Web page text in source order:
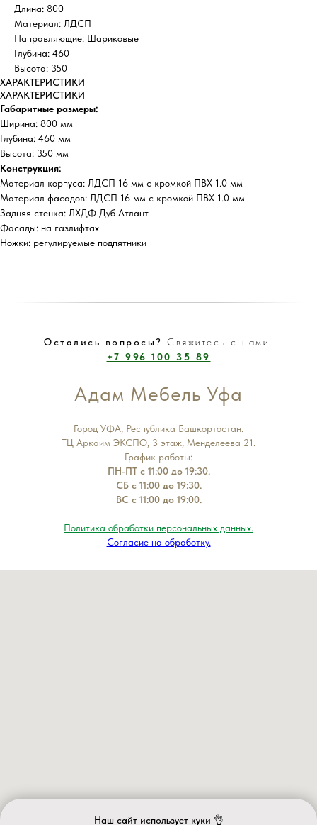
Длина: 800
Материал: ЛДСП
Направляющие: Шариковые
Глубина: 460
Высота: 350
ХАРАКТЕРИСТИКИ
ХАРАКТЕРИСТИКИ
Габаритные размеры:
Ширина: 800 мм
Глубина: 460 мм
Высота: 350 мм
Конструкция:
Материал корпуса: ЛДСП 16 мм с кромкой ПВХ 1.0 мм
Материал фасадов: ЛДСП 16 мм с кромкой ПВХ 1.0 мм
Задняя стенка: ЛХДФ Дуб Атлант
Фасады: на газлифтах
Ножки: регулируемые подпятники
Остались вопросы?Свяжитесь с нами!
+7 996 100 35 89
Адам Мебель Уфа
Город УФА, Республика Башкортостан.
ТЦ Аркаим ЭКСПО, 3 этаж, Менделеева 21.
График работы:
ПН-ПТ с 11:00 до 19:30.
СБ с 11:00 до 19:30.
ВС с 11:00 до 19:00.
Политика обработки персональных данных.
Согласие на обработку.
Наш сайт использует куки 👌